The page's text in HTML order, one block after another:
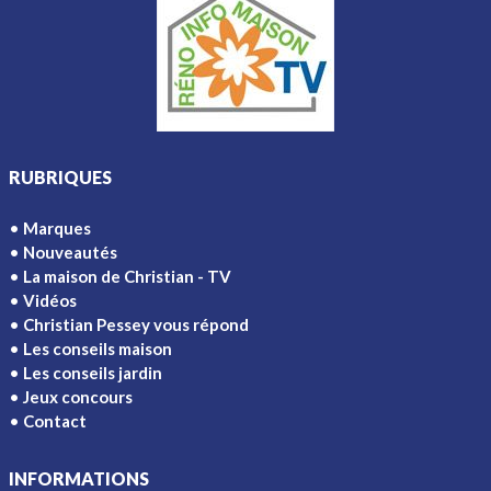
RUBRIQUES
Marques
Nouveautés
La maison de Christian - TV
Vidéos
Christian Pessey vous répond
Les conseils maison
Les conseils jardin
Jeux concours
Contact
INFORMATIONS